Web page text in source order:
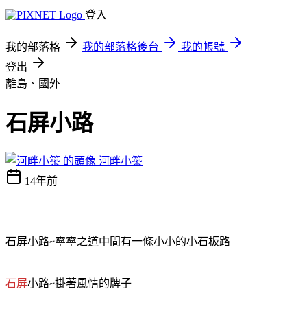
登入
我的部落格 我的部落格後台
我的帳號
登出
離島、國外
石屏小路
河畔小築
14年前
石屏小路~寧寧之道中間有一條小小的小石板路
石屏小路~掛著風情的牌子